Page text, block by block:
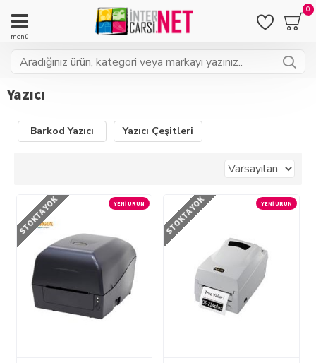
0
Yazıcı
Barkod Yazıcı Yazıcı Çeşitleri
YENI ÜRÜN
STOKTA YOK YENI ÜRÜN
STOKTA YOK